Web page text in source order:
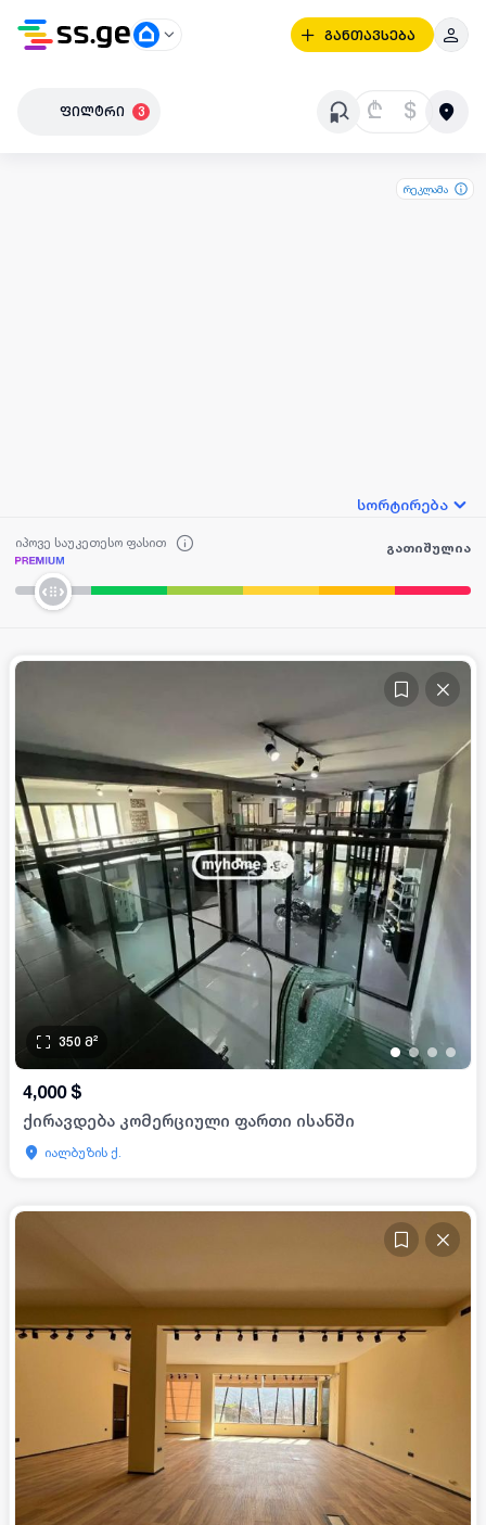
განთავსება
ფილტრი 3 ₾ $
რეკლამა
სორტირება
იპოვე საუკეთესო ფასით გათიშულია
•• • •
350 მ²
4,000 $
ქირავდება კომერციული ფართი ისანში
იალბუზის ქ.